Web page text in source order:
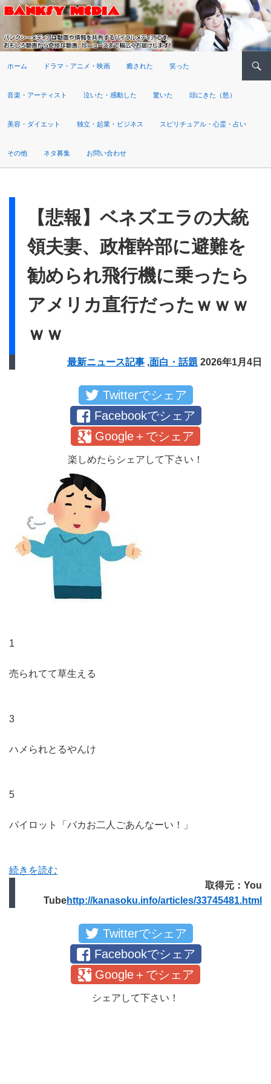
ホーム ドラマ・アニメ・映画 癒された 笑った
音楽・アーティスト 泣いた・感動した 驚いた 頭にきた（怒）
美容・ダイエット 独立・起業・ビジネス スピリチュアル・心霊・占い
その他 ネタ募集 お問い合わせ
【悲報】ベネズエラの大統
領夫妻、政権幹部に避難を
勧められ飛行機に乗ったら
アメリカ直行だったｗｗｗ
ｗｗ
最新ニュース記事 ,面白・話題 2026年1月4日
Twitterでシェア
Facebookでシェア
Google＋でシェア
楽しめたらシェアして下さい！
1
売られてて草生える
3
ハメられとるやんけ
5
パイロット「バカお二人ごあんなーい！」
続きを読む
取得元：You
Tubehttp://kanasoku.info/articles/33745481.html
Twitterでシェア
Facebookでシェア
Google＋でシェア
シェアして下さい！